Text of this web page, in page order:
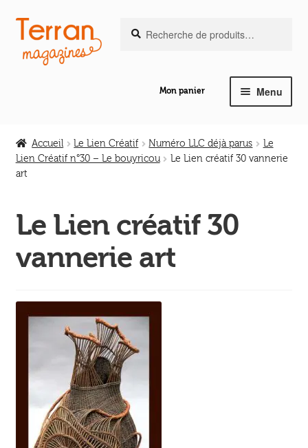
Aller
la
Aller
au
contenu
pour :
Mon panier Menu
le
menu
Abeilles en liberté
Les ouvrages
Jeux & DVD
Accueil Le Lien Créatif Numéro LLC déjà parus
Le
Lien Créatif n°30 – Le bouyricou
Le Lien créatif 30 vannerie
art
Le Lien créatif 30
vannerie art